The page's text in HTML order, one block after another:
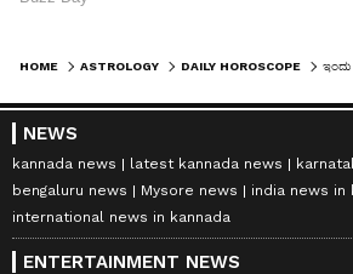
ಅದೃಷ್ಟ ಸಂಖ್ಯೆ: 10
HOME ASTROLOGY DAILY HOROSCOPE
NEWS
kannada news latest kannada news
bengaluru news
Mysore news
india news in
international news in kannada
ENTERTAINMENT NEWS